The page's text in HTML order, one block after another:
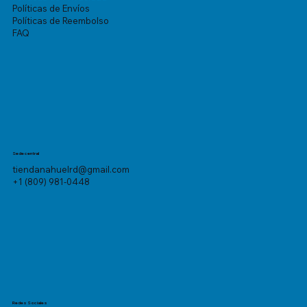
Políticas de Envíos
Políticas de Reembolso
FAQ
Sede central
tiendanahuelrd@gmail.com
+1 (809) 981-0448
Redes Sociales